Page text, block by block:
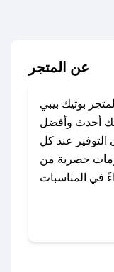
عن المتجر
بوتيك بيبي
أحدث وأفضل
عند كل
حصرية من
في المناسبات
البيضاء (شهر
التأسيس، أو
خاصة أخرى.